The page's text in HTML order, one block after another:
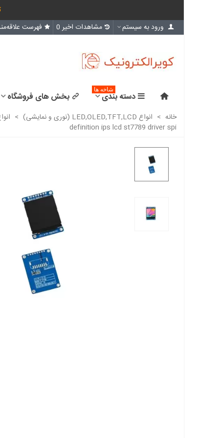
ورود به سیستم مشاهدات اخیر 0 فهرست
دسته بندی
شاخه ها
بخش های فروشگاه
خانه > انواع LED,OLED,TFT,LCD (نوری و نمایشی) >
definition ips lcd st7789 driver spi